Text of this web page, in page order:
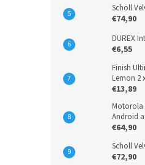
Scholl
€74,90
DUREX
€6,55
Finish
Lemon 2
€13,89
Motorola
Android
€64,90
Scholl
€72,90